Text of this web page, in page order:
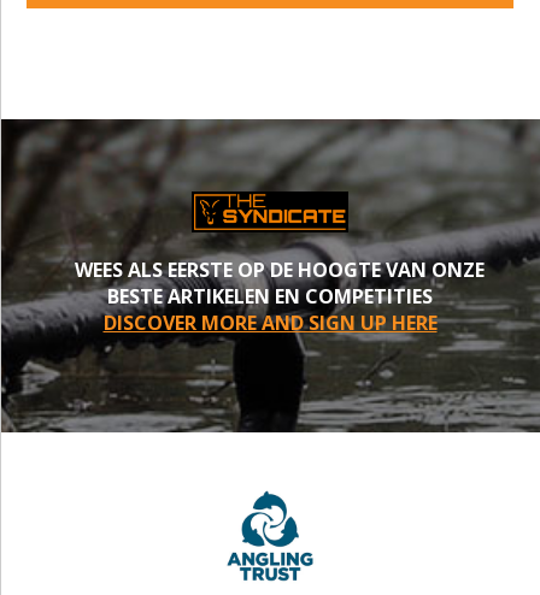
WEES ALS EERSTE OP DE HOOGTE VAN ONZE
BESTE ARTIKELEN EN COMPETITIES
DISCOVER MORE AND SIGN UP HERE